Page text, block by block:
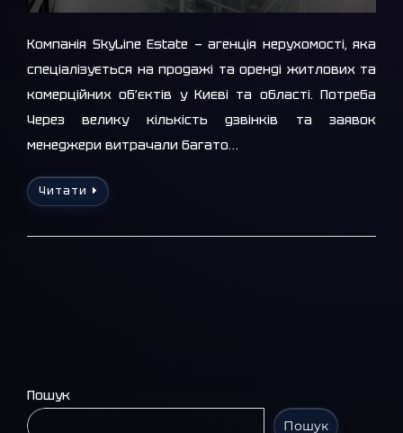
Компанія SkyLine Estate — агенція нерухомості, яка
спеціалізується на продажі та оренді житлових та
комерційних об’єктів у Києві та області. Потреба
Через велику кількість дзвінків та заявок
менеджери витрачали багато…
Читати
Пошук
Пошук